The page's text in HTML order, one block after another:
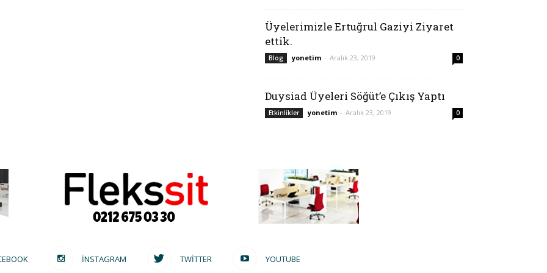
Üyelerimizle Ertuğrul Gaziyi Ziyaret
ettik.
Blog yonetim - Aralık 23, 2019 0
Duysiad Üyeleri Söğüt’e Çıkış Yaptı
Etkinlikler yonetim - Aralık 23, 2019 0
INSTAGRAM TWITTER YOUTUBE